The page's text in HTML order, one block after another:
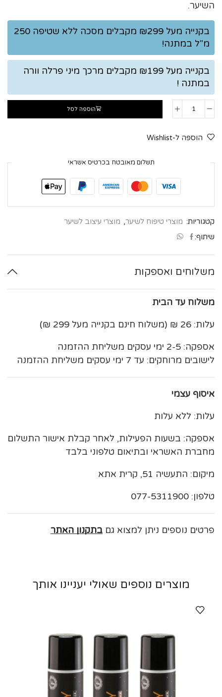
השיער.
בקנייה מעל ₪299 מקבלים מסכה ללא שטיפה 250
מ"ל במתנה!
בקנייה מעל ₪199 מקבלים מרכך מיני פרלה וורה
במתנה !
הוספה לסל
הוספה ל-Wishlist
תשלום מאובטח בכרטיס אשראי
קטגוריות: מוצרי טיפוח לשיער, מוצרי עיצוב לשיער
שיתוף:
משלוחים ואספקות
משלוח עד הבית
עלות: 26 ₪ (משלוח חינם בקנייה מעל 299 ₪)
אספקה: 2-5 ימי עסקים משליחת ההזמנה
לישובים מרוחקים: עד 7 ימי עסקים משליחת ההזמנה
איסוף עצמי
עלות: ללא עלות
אספקה: בשעות הפעילות, לאחר קבלת אישור התשלום
מחברת האשראי ובתיאום טלפוני בלבד
מיקום: התעשיה 51, קרית אתא
טלפון: 077-5311900
פרטים נוספים ניתן למצוא גם בתקנון האתר
מוצרים נוספים שאולי יעניינו אותך